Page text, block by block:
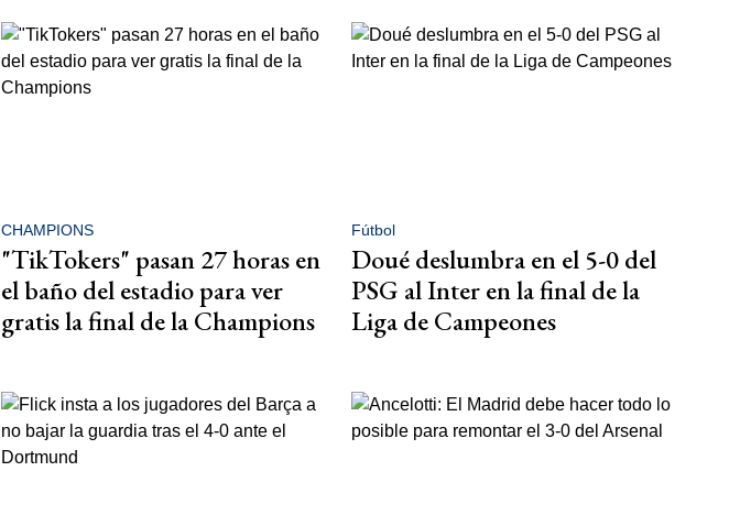
CHAMPIONS
"TikTokers" pasan 27 horas en
el baño del estadio para ver
gratis la final de la Champions
Fútbol
Doué deslumbra en el 5-0 del
PSG al Inter en la final de la
Liga de Campeones